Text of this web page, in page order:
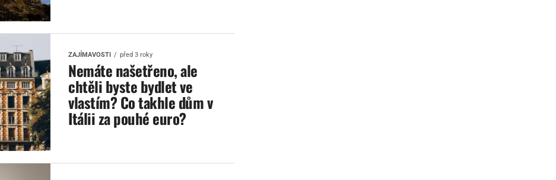
ZAJÍMAVOSTI před 3 roky
Nemáte našetřeno, ale
chtěli byste bydlet ve
vlastím? Co takhle dům v
Itálii za pouhé euro?